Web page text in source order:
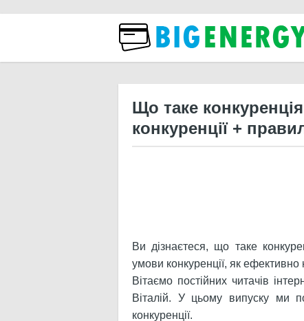
Що таке
конкуренції +
Ви дізнаєтеся, що таке
умови конкуренції, як ефективно
Вітаємо постійних читачів
Віталій. У цьому випуску ми
конкуренції.